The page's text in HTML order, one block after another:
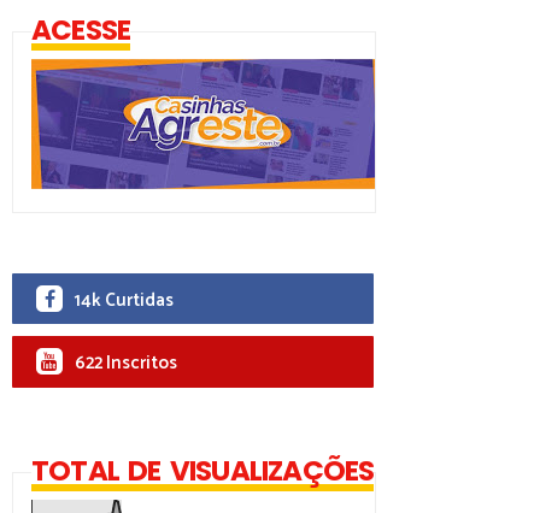
ACESSE
14k Curtidas
622 Inscritos
TOTAL DE VISUALIZAÇÕES